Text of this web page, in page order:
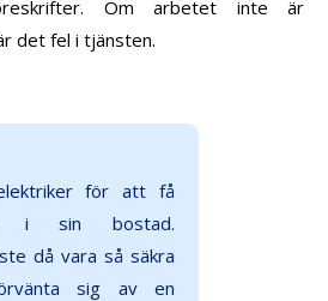
Om arbetet inte är
det fel i tjänsten.
för att få
i sin bostad.
då vara så säkra
sig av en